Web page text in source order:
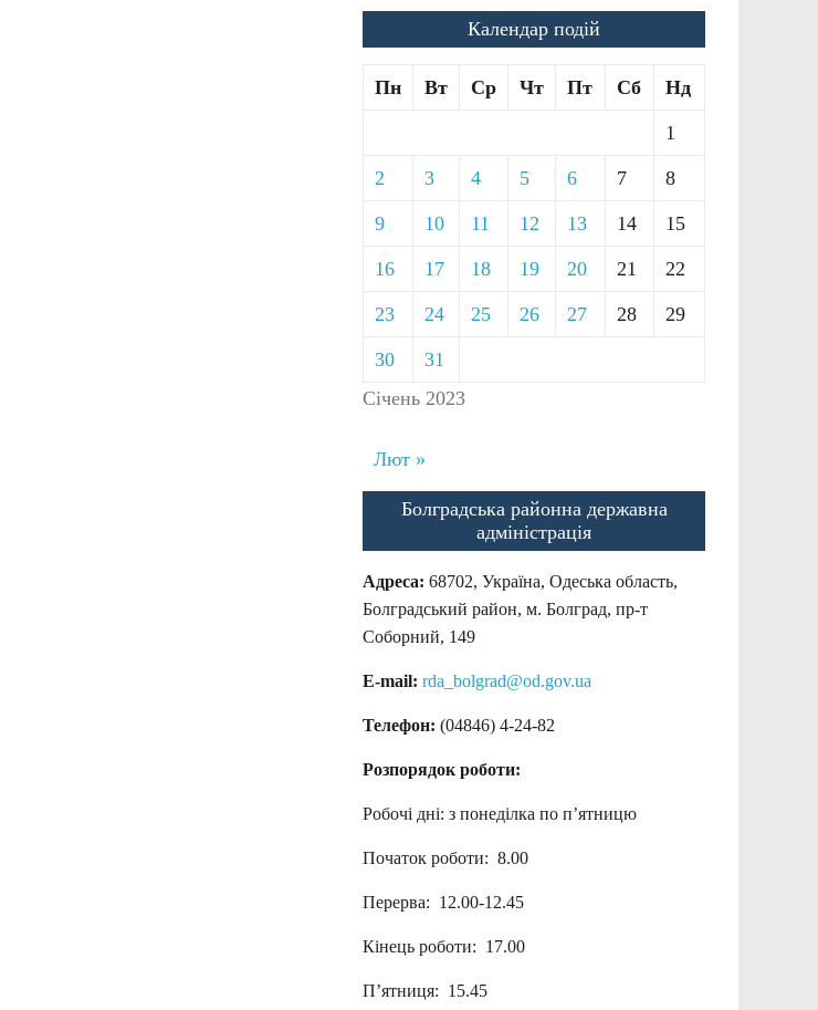
Календар подій
Січень 2023
Пн Вт Ср Чт Пт Сб Нд
1
2 3 4 5 6 7 8
9 10 11 12 13 14 15
16 17 18 19 20 21 22
23 24 25 26 27 28 29
30 31
Лют »
Болградська районна державна
адміністрація
Адреса: 68702, Україна, Одеська область,
Болградський район, м. Болград, пр-т
Соборний, 149
E-mail: rda_bolgrad@od.gov.ua
Телефон: (04846) 4-24-82
Розпорядок роботи:
Робочі дні: з понеділка по п’ятницю
Початок роботи: 8.00
Перерва: 12.00-12.45
Кінець роботи: 17.00
П’ятниця: 15.45